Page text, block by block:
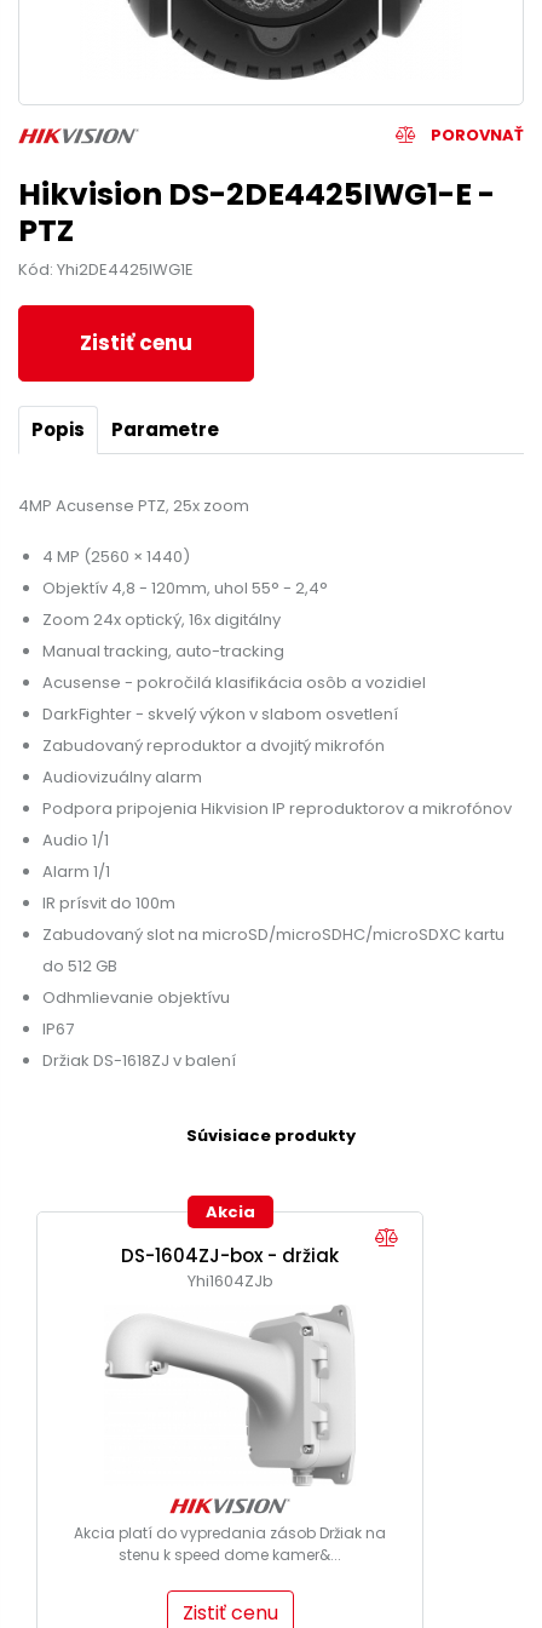
POROVNAŤ
Hikvision DS-2DE4425IWG1-E -
PTZ
Kód: Yhi2DE4425IWG1E
Zistiť cenu
Popis Parametre
4MP Acusense PTZ, 25x zoom
4 MP (2560 × 1440)
Objektív 4,8 - 120mm, uhol 55° - 2,4°
Zoom 24x optický, 16x digitálny
Manual tracking, auto-tracking
Acusense - pokročilá klasifikácia osôb a vozidiel
DarkFighter - skvelý výkon v slabom osvetlení
Zabudovaný reproduktor a dvojitý mikrofón
Audiovizuálny alarm
Podpora pripojenia Hikvision IP reproduktorov a mikrofónov
Audio 1/1
Alarm 1/1
IR prísvit do 100m
Zabudovaný slot na microSD/microSDHC/microSDXC kartu
do 512 GB
Odhmlievanie objektívu
IP67
Držiak DS-1618ZJ v balení
Súvisiace produkty
Akcia
DS-1604ZJ-box - držiak
Yhi1604ZJb
Akcia platí do vypredania zásob Držiak na
stenu k speed dome kamer&...
Zistiť cenu